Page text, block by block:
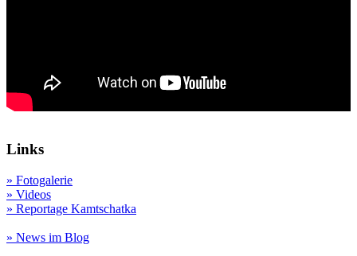
Links
» Fotogalerie
» Videos
» Reportage Kamtschatka
» News im Blog